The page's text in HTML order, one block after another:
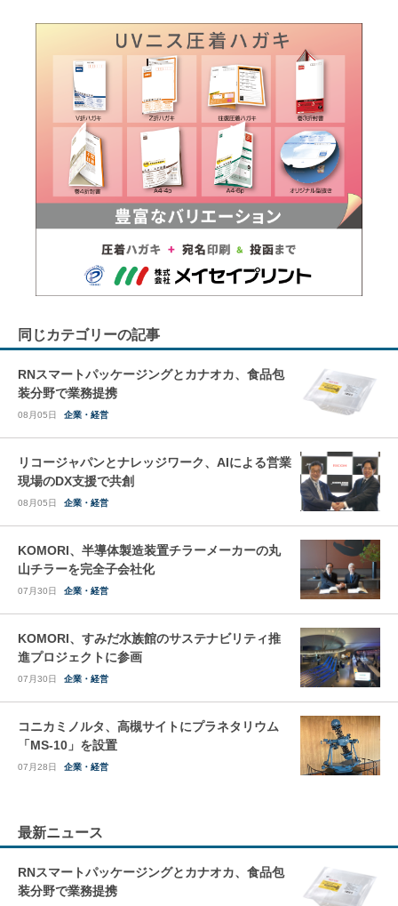
同じカテゴリーの記事
RNスマートパッケージングとカナオカ、食品包
装分野で業務提携
08月05日 企業・経営
リコージャパンとナレッジワーク、AIによる営業
現場のDX支援で共創
08月05日 企業・経営
KOMORI、半導体製造装置チラーメーカーの丸
山チラーを完全子会社化
07月30日 企業・経営
KOMORI、すみだ水族館のサステナビリティ推
進プロジェクトに参画
07月30日 企業・経営
コニカミノルタ、高槻サイトにプラネタリウム
「MS-10」を設置
07月28日 企業・経営
最新ニュース
RNスマートパッケージングとカナオカ、食品包
装分野で業務提携